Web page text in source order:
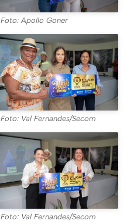
Foto: Apollo Goner
Foto: Val Fernandes/Secom
Foto: Val Fernandes/Secom